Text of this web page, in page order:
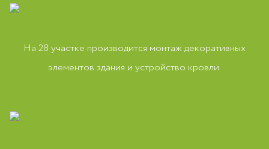
На 28 участке производится монтаж декоративных
элементов здания и устройство кровли.